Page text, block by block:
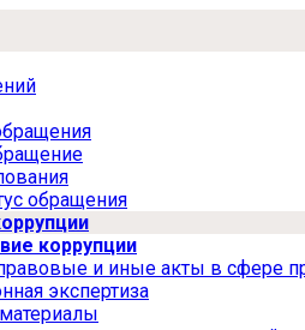
обращения
коррупции
и иные акты в сфере
экспертиза